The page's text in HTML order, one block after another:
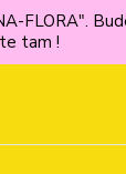
FLORA".
tam !